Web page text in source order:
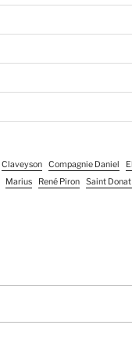
Claveyson Compagnie Daniel
Marius René Piron
Saint